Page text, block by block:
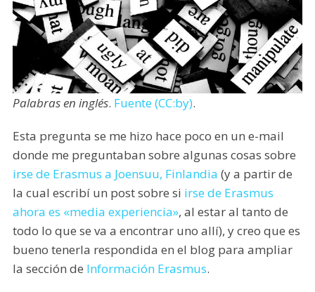
Palabras en inglés. Fuente (CC:by).
Esta pregunta se me hizo hace poco en un e-mail
donde me preguntaban sobre algunas cosas sobre
irse de Erasmus a Joensuu, Finlandia (y a partir de
la cual escribí un post sobre si irse de Erasmus
ahora es «media experiencia», al estar al tanto de
todo lo que se va a encontrar uno allí), y creo que es
bueno tenerla respondida en el blog para ampliar
la sección de Información Erasmus.